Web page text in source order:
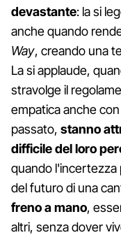
devastante: la si
anche quando
Way, creando una
La si applaude,
stravolge il
empatica anche
passato, stanno
difficile del loro
quando l'incertezza
del futuro di una
freno a mano,
altri, senza dover